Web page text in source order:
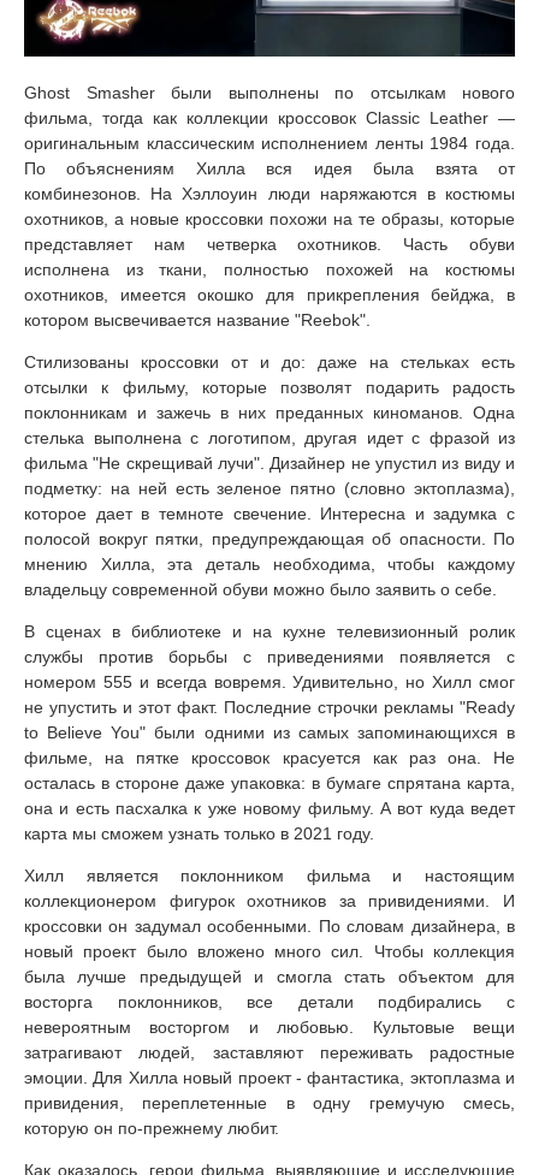
Ghost Smasher были выполнены по отсылкам нового
фильма, тогда как коллекции кроссовок Classic Leather —
оригинальным классическим исполнением ленты 1984 года.
По объяснениям Хилла вся идея была взята от
комбинезонов. На Хэллоуин люди наряжаются в костюмы
охотников, а новые кроссовки похожи на те образы, которые
представляет нам четверка охотников. Часть обуви
исполнена из ткани, полностью похожей на костюмы
охотников, имеется окошко для прикрепления бейджа, в
котором высвечивается название "Reebok".
Стилизованы кроссовки от и до: даже на стельках есть
отсылки к фильму, которые позволят подарить радость
поклонникам и зажечь в них преданных киноманов. Одна
стелька выполнена с логотипом, другая идет с фразой из
фильма "Не скрещивай лучи". Дизайнер не упустил из виду и
подметку: на ней есть зеленое пятно (словно эктоплазма),
которое дает в темноте свечение. Интересна и задумка с
полосой вокруг пятки, предупреждающая об опасности. По
мнению Хилла, эта деталь необходима, чтобы каждому
владельцу современной обуви можно было заявить о себе.
В сценах в библиотеке и на кухне телевизионный ролик
службы против борьбы с приведениями появляется с
номером 555 и всегда вовремя. Удивительно, но Хилл смог
не упустить и этот факт. Последние строчки рекламы "Ready
to Believe You" были одними из самых запоминающихся в
фильме, на пятке кроссовок красуется как раз она. Не
осталась в стороне даже упаковка: в бумаге спрятана карта,
она и есть пасхалка к уже новому фильму. А вот куда ведет
карта мы сможем узнать только в 2021 году.
Хилл является поклонником фильма и настоящим
коллекционером фигурок охотников за привидениями. И
кроссовки он задумал особенными. По словам дизайнера, в
новый проект было вложено много сил. Чтобы коллекция
была лучше предыдущей и смогла стать объектом для
восторга поклонников, все детали подбирались с
невероятным восторгом и любовью. Культовые вещи
затрагивают людей, заставляют переживать радостные
эмоции. Для Хилла новый проект - фантастика, эктоплазма и
привидения, переплетенные в одну гремучую смесь,
которую он по-прежнему любит.
Как оказалось, герои фильма, выявляющие и исследующие